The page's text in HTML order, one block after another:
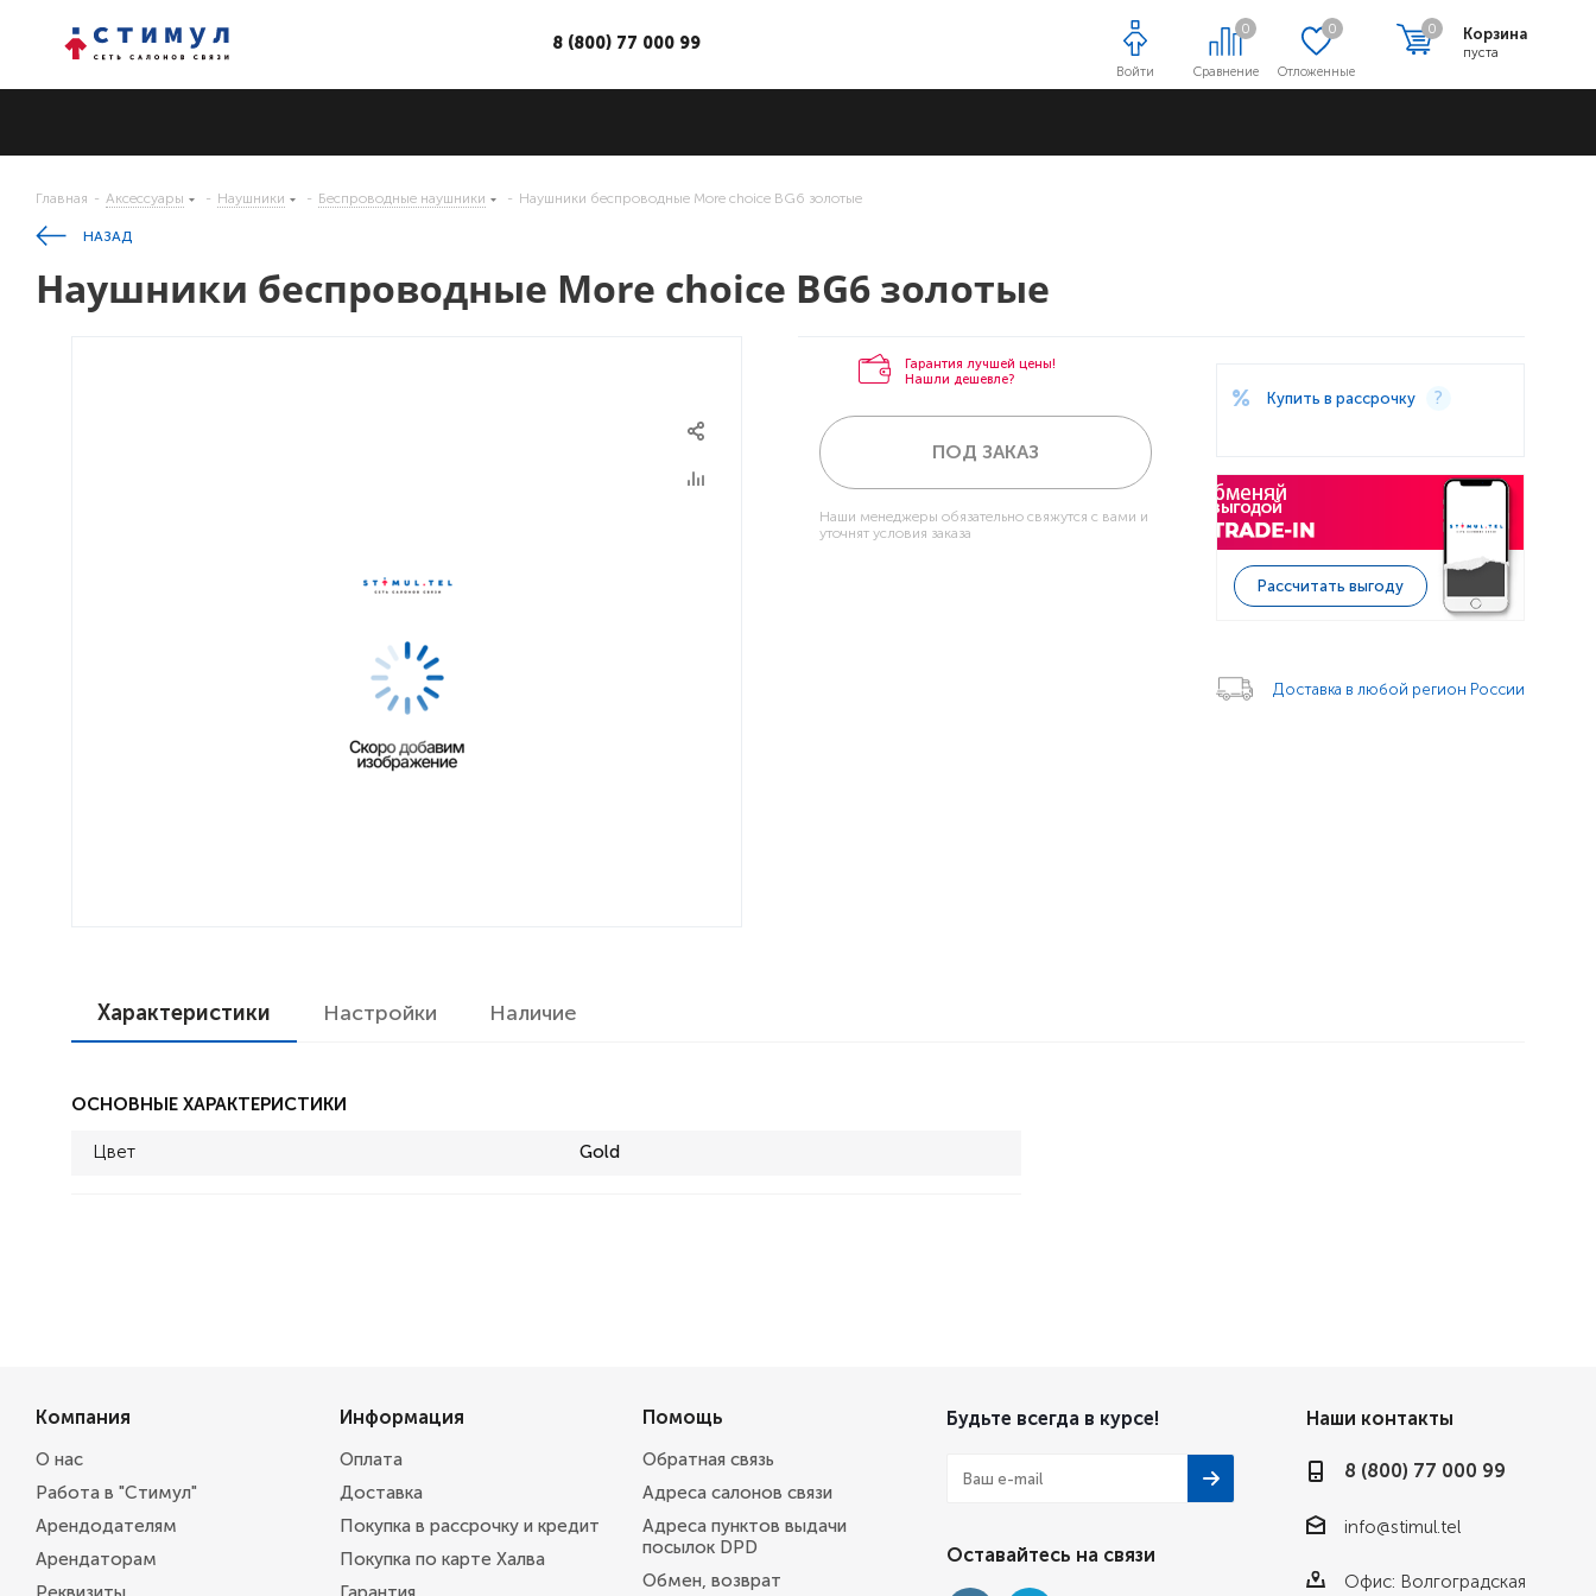
Сравнение
0
Отложенные
0 Корзина
пуста
0
Войти
8 (800) 77 000 99
Главная - Аксессуары - Наушники - Беспроводные наушники - Наушники беспроводные More choice BG6 золотые
НАЗАД
Наушники беспроводные More choice BG6 золотые
Гарантия лучшей цены!
Нашли дешевле?
ПОД ЗАКАЗ
Наши менеджеры обязательно свяжутся с вами и
уточнят условия заказа
Купить в рассрочку
Рассчитать выгоду
Доставка в любой регион России
Характеристики Настройки Наличие
ОСНОВНЫЕ ХАРАКТЕРИСТИКИ
Цвет Gold
Компания
О нас
Работа в "Стимул"
Арендодателям
Арендаторам
Информация
Оплата
Доставка
Покупка в рассрочку и кредит
Покупка по карте Халва
Помощь
Обратная связь
Адреса салонов связи
Адреса пунктов выдачи
посылок DPD
Обмен, возврат
Будьте всегда в курсе!
Оставайтесь на связи
Наши контакты
8 (800) 77 000 99
info@stimul.tel
Офис: Волгоградская